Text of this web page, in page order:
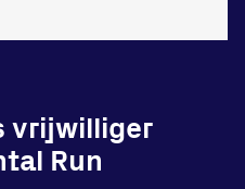
vrijwilliger
Run